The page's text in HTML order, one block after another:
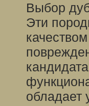
Выбор
Эти
обладает